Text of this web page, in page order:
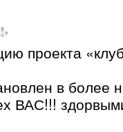
проекта
в более
ВАС!!!